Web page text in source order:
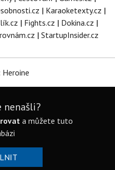
| Karaoketexty.cz |
| Fights.cz | Dokina.cz |
| StartupInsider.cz
Heroine
nenašli?
a můžete tuto